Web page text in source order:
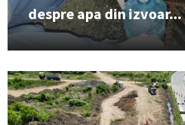
despre apa din izvoar...